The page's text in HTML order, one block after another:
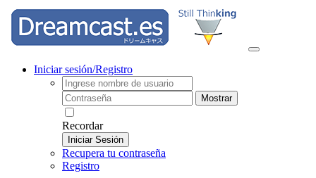
Iniciar sesión/Registro
Mostrar
Recordar
Iniciar Sesión
Recupera tu contraseña
Registro